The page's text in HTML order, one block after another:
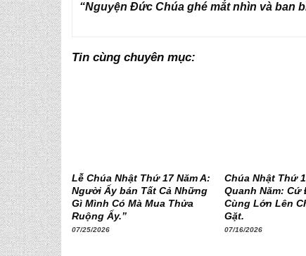
“Nguyện Đức Chúa ghé mắt nhìn và ban
Tin cùng chuyên mục:
Lễ Chúa Nhật Thứ 17 Năm A:
Người Ấy bán Tất Cả Những
Gì Mình Có Mà Mua Thửa
Ruộng Ấy.”
07/25/2026
Chúa Nhật Thứ
Quanh Năm: Cứ
Cùng Lớn Lên
Gặt.
07/16/2026